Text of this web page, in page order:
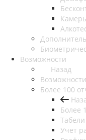
Возможности
Назад
Возможности
Более 100
Более
Учет